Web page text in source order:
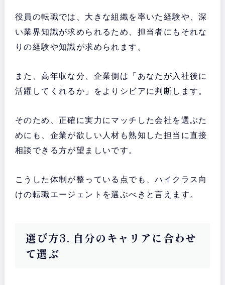
役員の転職では、大きな組織を率いた経験や、深
い業界知識が求められるため、担当者にもそれな
りの経験や知識が求められます。
また、高年収な分、企業側は「あなたが入社後に
活躍してくれるか」をよりシビアに判断します。
そのため、正確に実力にマッチした会社を選ぶた
めにも、企業が欲しい人材も熟知した担当に直接
相談できる方が望ましいです。
こうした体制が整っている点でも、ハイクラス向
けの転職エージェントを選ぶべきと言えます。
選び方3. 自分のキャリアに合わせ
て選ぶ